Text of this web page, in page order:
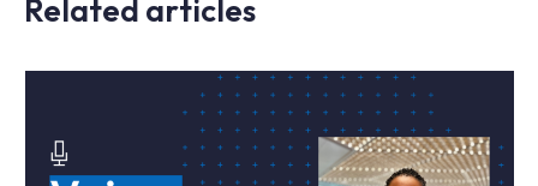
Related articles